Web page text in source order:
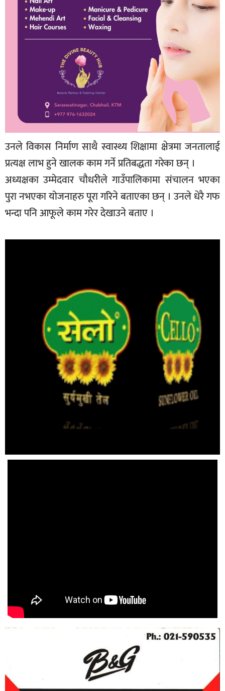
उनले विकास निर्माण साथै स्वास्थ्य शिक्षामा क्षेत्रमा जनतालाई
प्रत्यक्ष लाभ हुने खालक काम गर्ने प्रतिबद्धता गरेका छन् ।
अध्यक्षका उम्मेदवार चौधरीले गाउँपालिकामा संचालन भएका
पुरा नभएका योजनाहरु पूरा गरिने बताएका छन् । उनले धेरै गफ
भन्दा पनि आफूले काम गरेर देखाउने बताए ।